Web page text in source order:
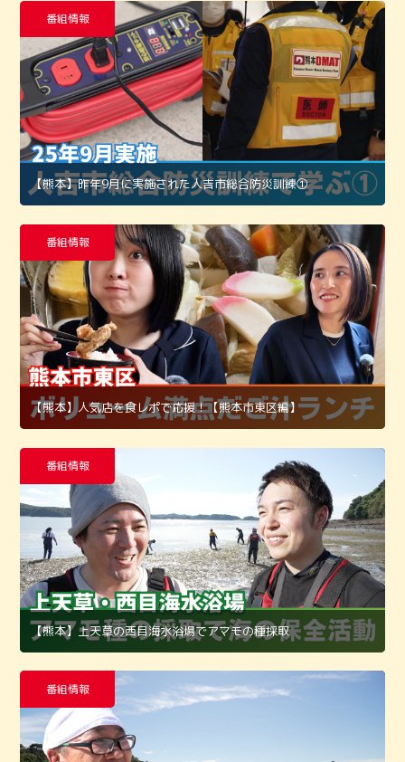
番組情報
【熊本】昨年9月に実施された人吉市総合防災訓練①
番組情報
【熊本】人気店を食レポで応援！【熊本市東区編】
番組情報
【熊本】上天草の西目海水浴場でアマモの種採取
番組情報